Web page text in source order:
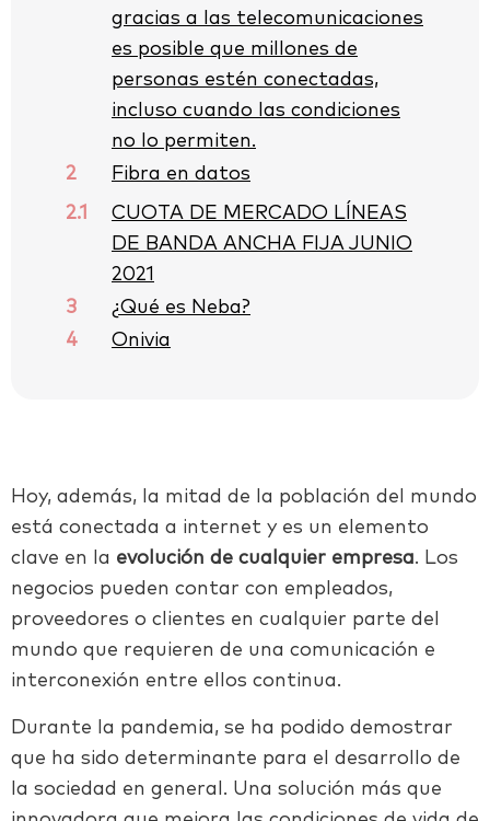
gracias a las telecomunicaciones
es posible que millones de
personas estén conectadas,
incluso cuando las condiciones
no lo permiten.
2
Fibra en datos
2.1
CUOTA DE MERCADO LÍNEAS
DE BANDA ANCHA FIJA JUNIO
2021
3
¿Qué es Neba?
4
Onivia
Hoy, además, la mitad de la población del mundo
está conectada a internet y es un elemento
clave en la evolución de cualquier empresa. Los
negocios pueden contar con empleados,
proveedores o clientes en cualquier parte del
mundo que requieren de una comunicación e
interconexión entre ellos continua.
Durante la pandemia, se ha podido demostrar
que ha sido determinante para el desarrollo de
la sociedad en general. Una solución más que